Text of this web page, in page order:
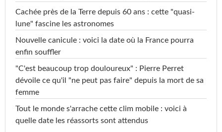
Cachée près de la Terre depuis 60 ans : cette "quasi-
lune" fascine les astronomes
Nouvelle canicule : voici la date où la France pourra
enfin souffler
"C'est beaucoup trop douloureux" : Pierre Perret
dévoile ce qu'il "ne peut pas faire" depuis la mort de sa
femme
Tout le monde s'arrache cette clim mobile : voici à
quelle date les réassorts sont attendus